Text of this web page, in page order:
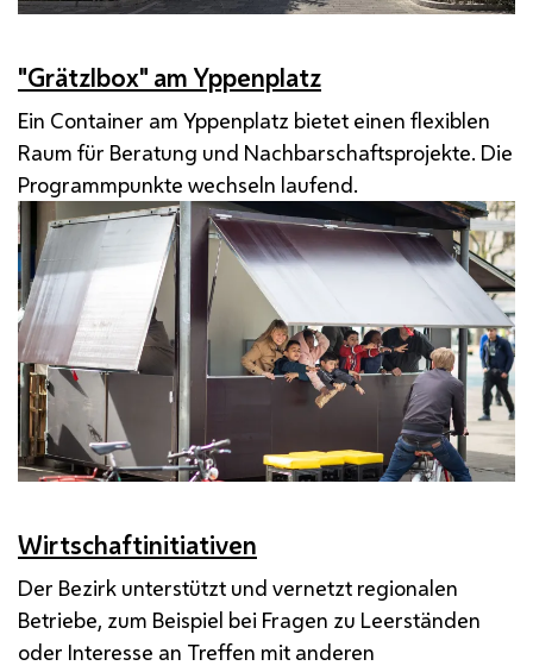
"Grätzlbox" am Yppenplatz
Ein Container am Yppenplatz bietet einen flexiblen
Raum für Beratung und Nachbarschaftsprojekte. Die
Programmpunkte wechseln laufend.
Wirtschaftinitiativen
Der Bezirk unterstützt und vernetzt regionalen
Betriebe, zum Beispiel bei Fragen zu Leerständen
oder Interesse an Treffen mit anderen